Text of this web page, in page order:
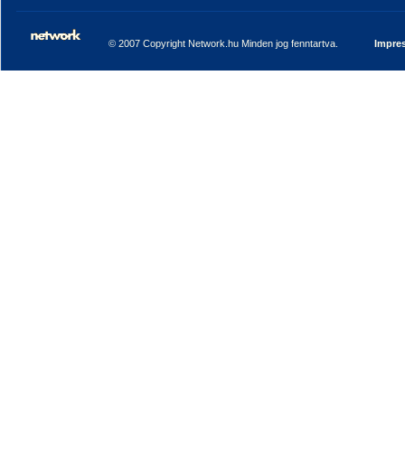
© 2007 Copyright Network.hu Minden jog fenntartva.